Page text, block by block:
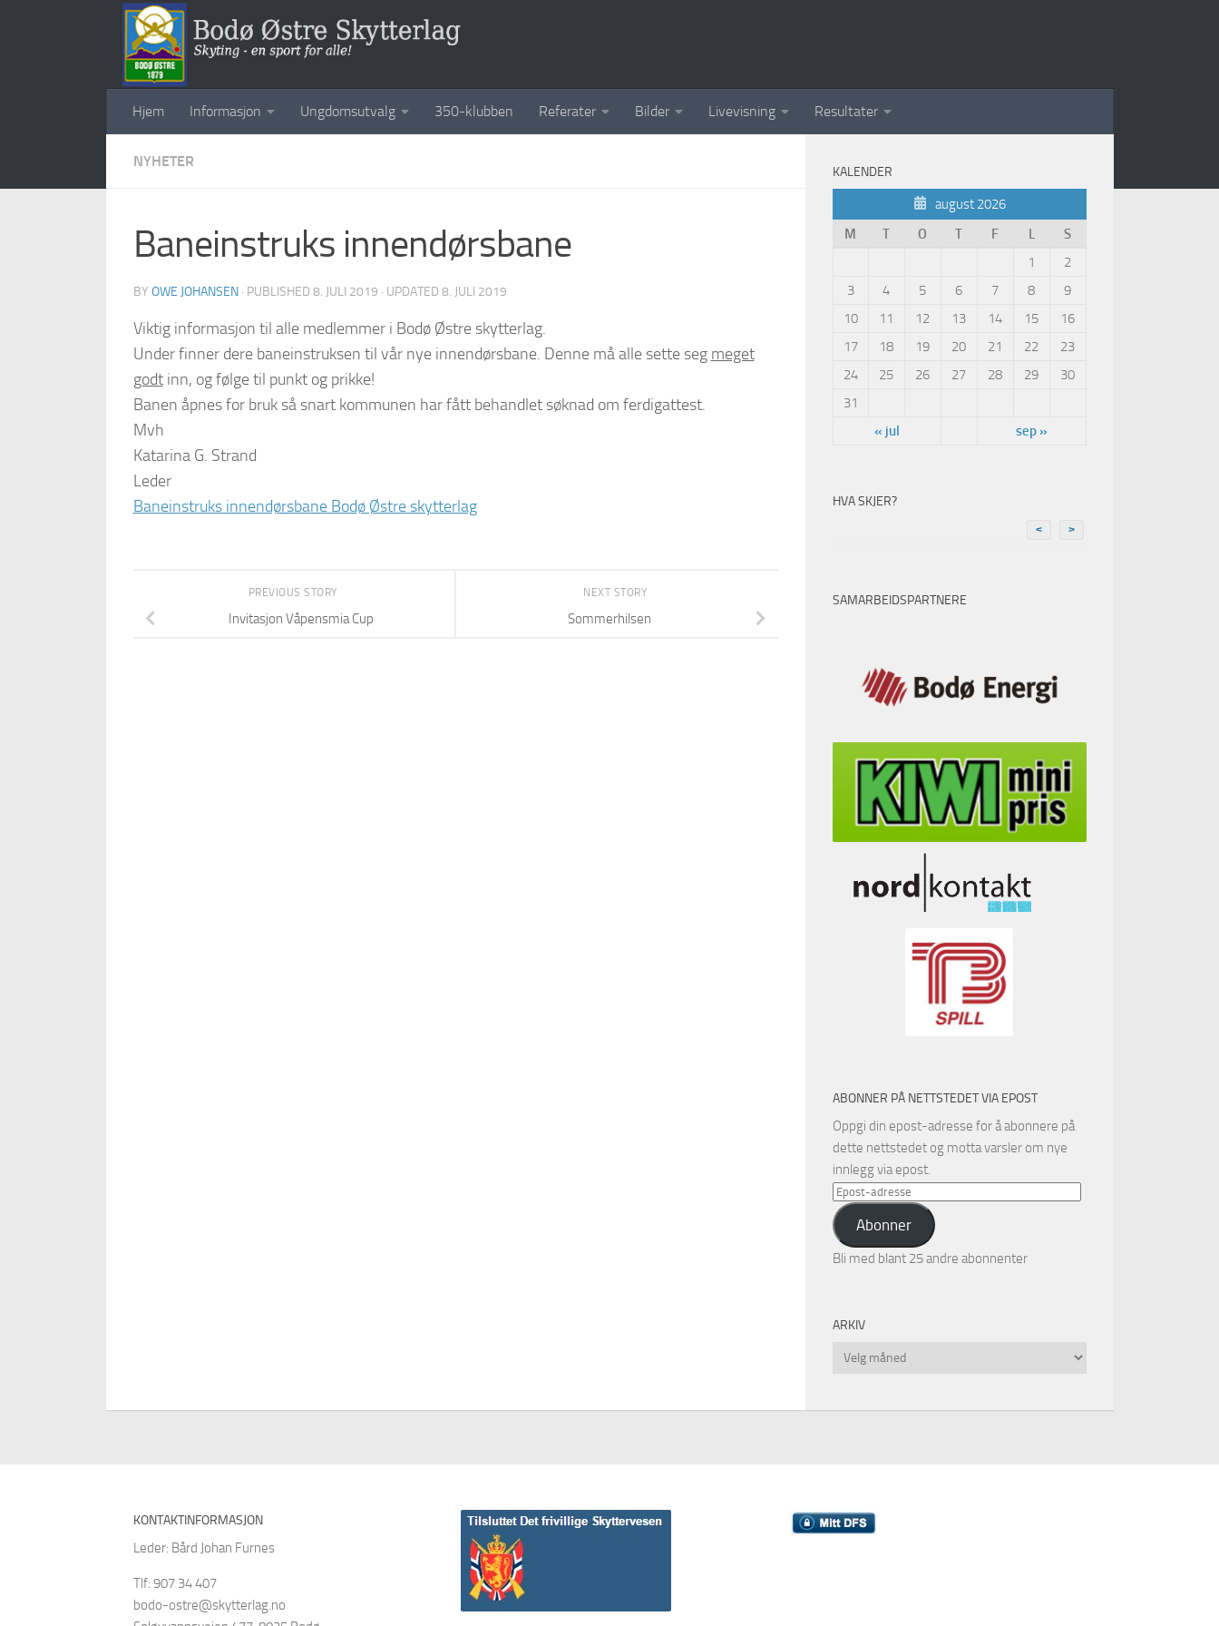
Hjem Informasjon Ungdomsutvalg 350-klubben Referater Bilder Livevisning Resultater
NYHETER
Baneinstruks innendørsbane
BY OWE JOHANSEN · PUBLISHED 8. JULI 2019 · UPDATED 8. JULI 2019
Viktig informasjon til alle medlemmer i Bodø Østre skytterlag.
Under finner dere baneinstruksen til vår nye innendørsbane. Denne må alle sette seg meget
godtinn, og følge til punkt og prikke!
Banen åpnes for bruk så snart kommunen har fått behandlet søknad om ferdigattest.
Mvh
Katarina G. Strand
Leder
Baneinstruks innendørsbane Bodø Østre skytterlag
NEXT STORY
Sommerhilsen
PREVIOUS STORY
Invitasjon Våpensmia Cup
KALENDER
august 2026
M
T O T F L
S
1
2
3
4 5 6 7 8
9
10
11 12 13 14 15
16
17
18 19 20 21 22
23
24
25 26 27 28 29
30
31
« jul
sep »
HVA SKJER?
< >
SAMARBEIDSPARTNERE
ABONNER PÅ NETTSTEDET VIA EPOST
Oppgi din epost-adresse for å abonnere på
dette nettstedet og motta varsler om nye
innlegg via epost.
Epost-
adresse
Abonner
Bli med blant 25 andre abonnenter
ARKIV
Arkiv
KONTAKTINFORMASJON
Leder: Bård Johan Furnes
Tlf: 907 34 407
bodo-ostre@skytterlag.no